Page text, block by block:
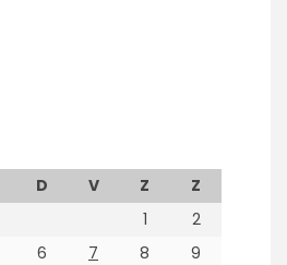
D V Z
Z
1
2
6 7 8
9